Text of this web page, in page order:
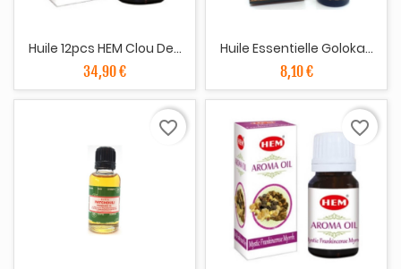
Huile 12pcs HEM Clou De...
34,90 €
Huile Essentielle Goloka...
8,10 €
favorite_border favorite_border